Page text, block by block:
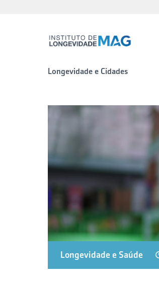
Longevidade e Cidades
Longevidade e Saúde